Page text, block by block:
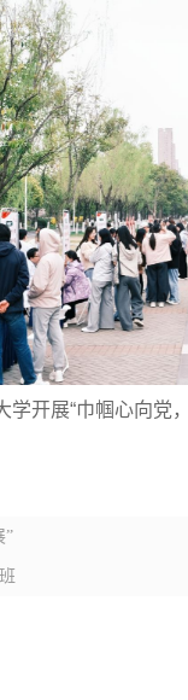
学开展“巾帼心向党
”